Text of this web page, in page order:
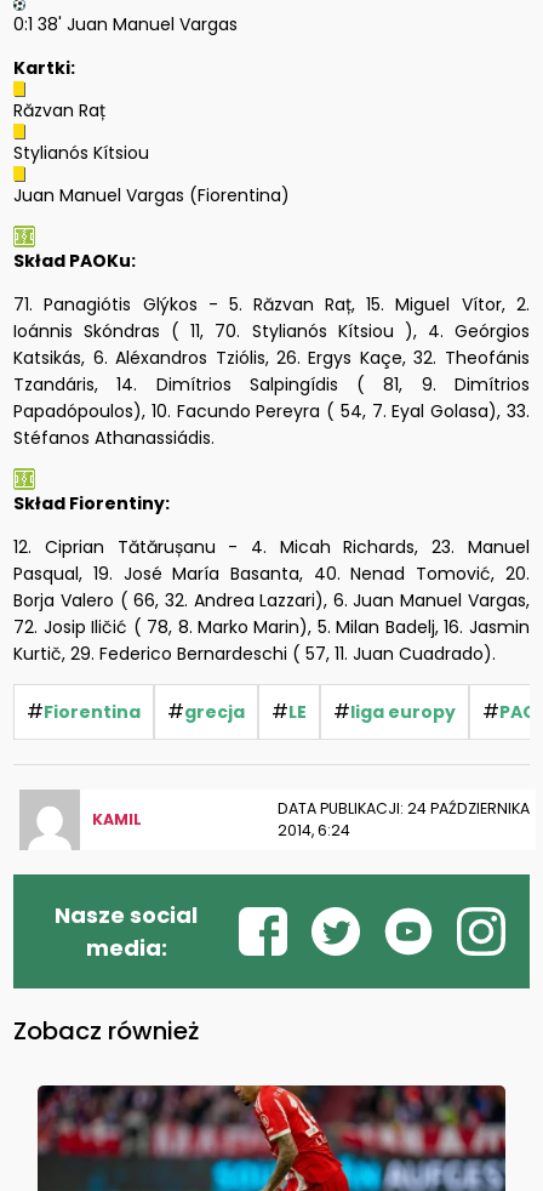
0:1 38' Juan Manuel Vargas
Kartki:
Răzvan Raț
Stylianós Kítsiou
Juan Manuel Vargas (Fiorentina)
Skład PAOKu:
71. Panagiótis Glýkos - 5. Răzvan Raț, 15. Miguel Vítor, 2.
Ioánnis Skóndras ( 11, 70. Stylianós Kítsiou ), 4. Geórgios
Katsikás, 6. Aléxandros Tziólis, 26. Ergys Kaçe, 32. Theofánis
Tzandáris, 14. Dimítrios Salpingídis ( 81, 9. Dimítrios
Papadópoulos), 10. Facundo Pereyra ( 54, 7. Eyal Golasa), 33.
Stéfanos Athanassiádis.
Skład Fiorentiny:
12. Ciprian Tătărușanu - 4. Micah Richards, 23. Manuel
Pasqual, 19. José María Basanta, 40. Nenad Tomović, 20.
Borja Valero ( 66, 32. Andrea Lazzari), 6. Juan Manuel Vargas,
72. Josip Iličić ( 78, 8. Marko Marin), 5. Milan Badelj, 16. Jasmin
Kurtič, 29. Federico Bernardeschi ( 57, 11. Juan Cuadrado).
#Fiorentina #grecja #LE #liga europy #
KAMIL
DATA PUBLIKACJI: 24 PAŹDZIERNIKA
2014, 6:24
Nasze social
media:
Zobacz również